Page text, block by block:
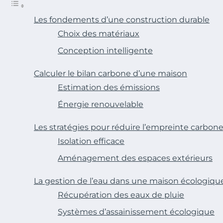
Les fondements d’une construction durable
Choix des matériaux
Conception intelligente
Calculer le bilan carbone d’une maison
Estimation des émissions
Énergie renouvelable
Les stratégies pour réduire l’empreinte carbone
Isolation efficace
Aménagement des espaces extérieurs
La gestion de l’eau dans une maison
Récupération des eaux de pluie
Systèmes d’assainissement écologique